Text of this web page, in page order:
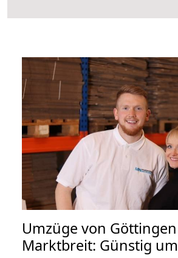
Umzüge von
Marktbreit: Günstig